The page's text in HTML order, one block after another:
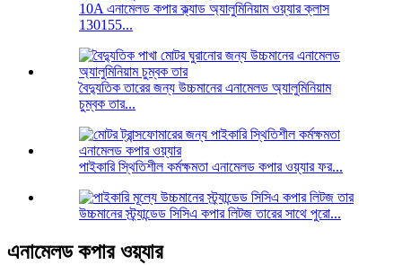
10A এনামেলড কপার ক্ল্যাড অ্যালুমিনিয়াম ওয়্যার ক্লাস
130155...
বৈদ্যুতিক তারের জন্য উচ্চমানের এনামেলড অ্যালুমিনিয়াম
চুম্বক তার...
পাইকারি স্থিতিশীল কর্মক্ষমতা এনামেলড কপার ওয়্যার ফর...
উচ্চমানের স্ট্র্যান্ডেড সিসিএ কপার লিটজ তারের সাথে পুরো...
এনামেলড কপার ওয়্যার